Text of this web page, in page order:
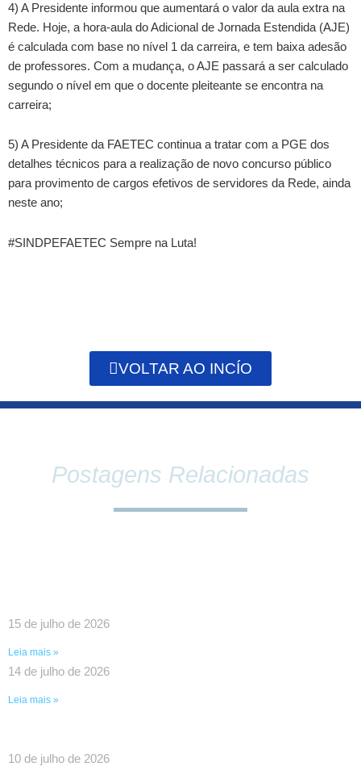
4) A Presidente informou que aumentará o valor da aula extra na
Rede. Hoje, a hora-aula do Adicional de Jornada Estendida (AJE)
é calculada com base no nível 1 da carreira, e tem baixa adesão
de professores. Com a mudança, o AJE passará a ser calculado
segundo o nível em que o docente pleiteante se encontra na
carreira;
5) A Presidente da FAETEC continua a tratar com a PGE dos
detalhes técnicos para a realização de novo concurso público
para provimento de cargos efetivos de servidores da Rede, ainda
neste ano;
#SINDPEFAETEC Sempre na Luta!
VOLTAR AO INCÍO
Postagens Relacionadas
15 de julho de 2026
Leia mais »
14 de julho de 2026
Leia mais »
10 de julho de 2026